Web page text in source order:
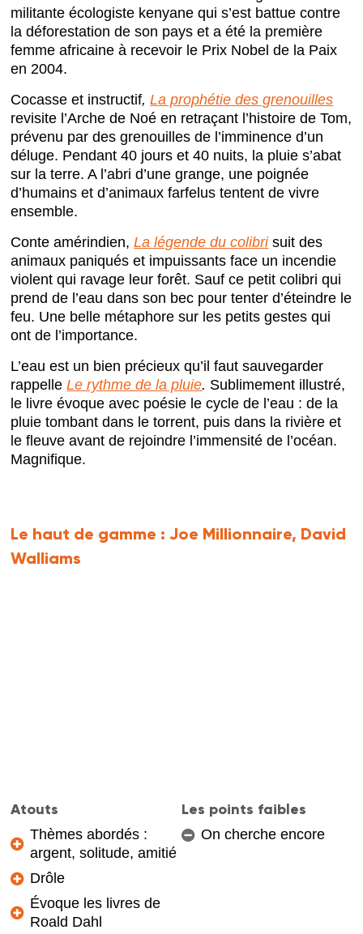
militante écologiste kenyane qui s’est battue contre
la déforestation de son pays et a été la première
femme africaine à recevoir le Prix Nobel de la Paix
en 2004.
Cocasse et instructif,La prophétie des grenouilles
revisite l’Arche de Noé en retraçant l’histoire de Tom,
prévenu par des grenouilles de l’imminence d’un
déluge. Pendant 40 jours et 40 nuits, la pluie s’abat
sur la terre. A l’abri d’une grange, une poignée
d’humains et d’animaux farfelus tentent de vivre
ensemble.
Conte amérindien,La légende du colibri suit des
animaux paniqués et impuissants face un incendie
violent qui ravage leur forêt. Sauf ce petit colibri qui
prend de l’eau dans son bec pour tenter d’éteindre le
feu. Une belle métaphore sur les petits gestes qui
ont de l’importance.
L’eau est un bien précieux qu’il faut sauvegarder
rappelleLe rythme de la pluie. Sublimement illustré,
le livre évoque avec poésie le cycle de l’eau : de la
pluie tombant dans le torrent, puis dans la rivière et
le fleuve avant de rejoindre l’immensité de l’océan.
Magnifique.
Le haut de gamme :Joe Millionnaire, David
Walliams
Atouts
Thèmes abordés :
argent, solitude, amitié
Drôle
Évoque les livres de
Roald Dahl
Les points faibles
On cherche encore